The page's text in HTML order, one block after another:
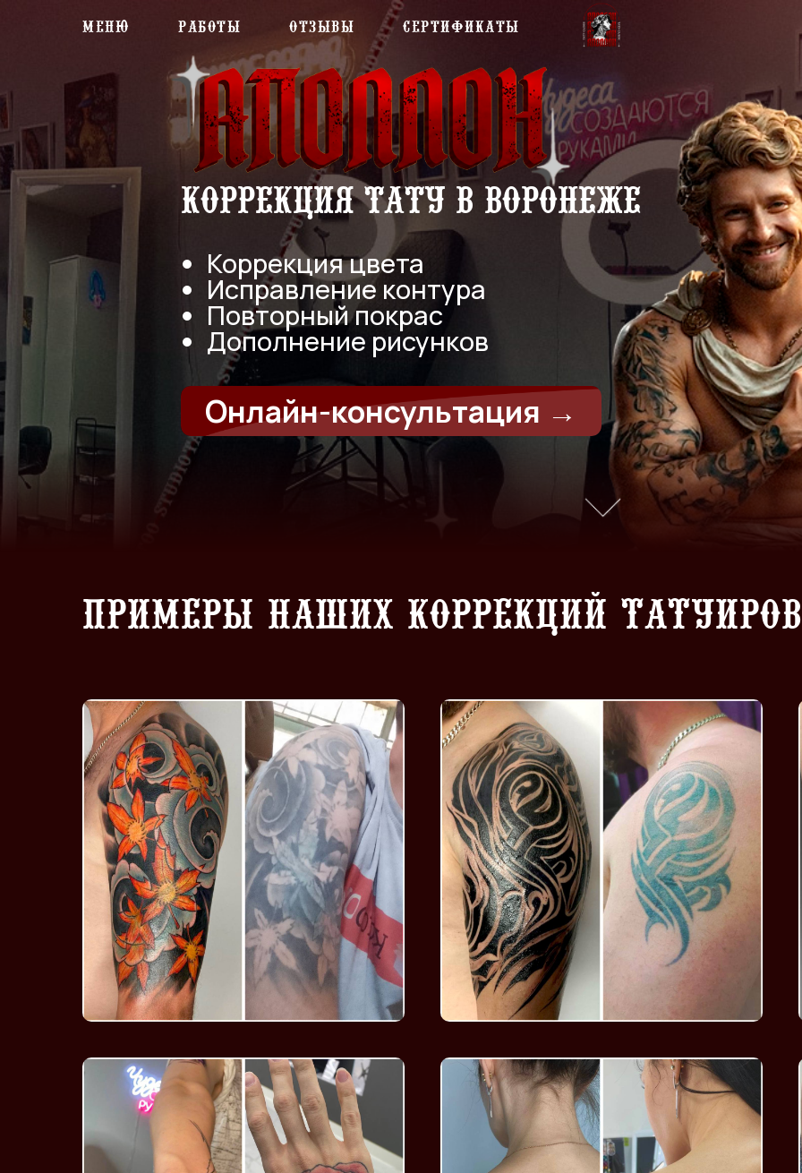
Меню Работы Отзывы Сертификаты
Коррекция тату в Воронеже
Коррекция цвета
Исправление контура
Повторный покрас
Дополнение рисунков
Онлайн-консультация →
Примеры наших коррекций